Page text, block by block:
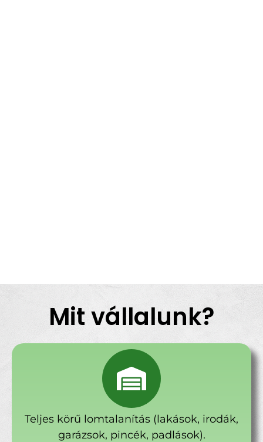
Mit vállalunk?
Teljes körű lomtalanítás (lakások, irodák,
garázsok, pincék, padlások).